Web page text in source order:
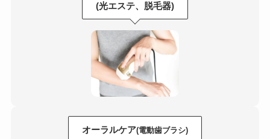
(光エステ、脱毛器)
オーラルケア(電動歯ブラシ)